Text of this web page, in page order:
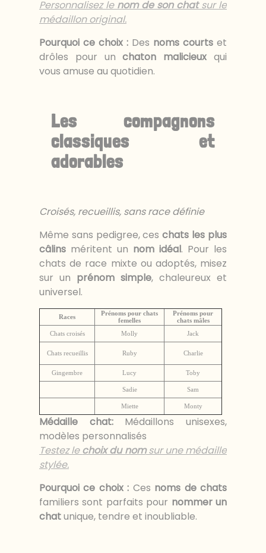
Personnalisez le nom de son chatsur le
médaillon original.
Pourquoi ce choix : Des noms courts et
drôles pour unchaton malicieux qui
vous amuse au quotidien.
Les compagnons
classiques et
adorables
Croisés, recueillis, sans race définie
Même sans pedigree, ceschats les plus
câlins méritent un nom idéal. Pour les
chats de race mixte ou adoptés, misez
sur un prénom simple, chaleureux et
universel.
Races
Prénoms pour chats
femelles
Prénoms pour
chats mâles
Chats croisés
Molly Jack
Chats recueillis Ruby Charlie
Gingembre Lucy Toby
Sadie Sam
Miette Monty
Médaille chat:Médaillons unisexes,
modèles personnalisés
Testez lechoix du nomsur une médaille
stylée.
Pourquoi ce choix : Ces noms de chats
familiers sont parfaits pour nommer un
chatunique, tendre et inoubliable.